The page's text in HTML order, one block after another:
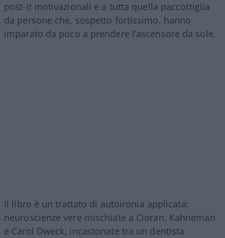
post-it motivazionali e a tutta quella paccottiglia
da persone che, sospetto fortissimo, hanno
imparato da poco a prendere l’ascensore da sole.
Il libro è un trattato di autoironia applicata:
neuroscienze vere mischiate a Cioran, Kahneman
e Carol Dweck, incastonate tra un dentista